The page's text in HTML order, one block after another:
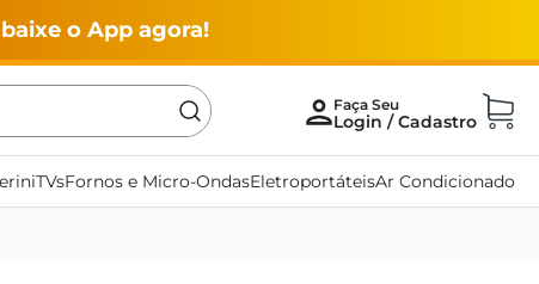
o App agora!
TVsFornos e Micro-OndasEletroportáteisAr Condicionado